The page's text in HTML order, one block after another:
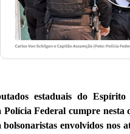
estaduais do
Polícia Federal cumpre
envolvidos nos